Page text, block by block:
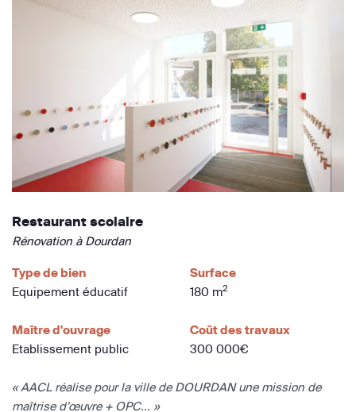
Restaurant scolaire
Rénovation à Dourdan
Type de bien
Equipement éducatif
Surface
180 m2
Maître d'ouvrage
Etablissement public
Coût des travaux
300 000€
« AACL réalise pour la ville de DOURDAN une mission de
maîtrise d’œuvre + OPC... »